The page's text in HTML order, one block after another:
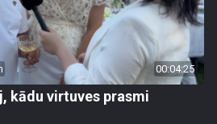
00:04:25
kādu virtuves prasmi